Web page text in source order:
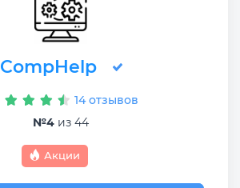
CompHelp
14 отзывов
№4 из 44
Акции